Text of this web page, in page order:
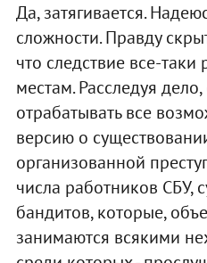
Да, затягивается.
сложности. Правду
что следствие все-таки
местам. Расследуя
отрабатывать все
версию о
организованной
числа работников СБУ,
бандитов, которые,
занимаются всякими